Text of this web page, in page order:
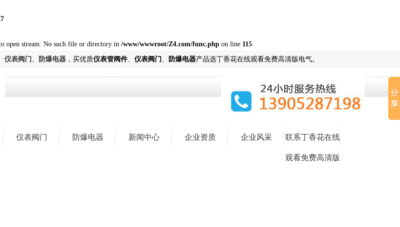
open stream: No such file or directory in /www/wwwroot/Z4.com/func.php on line 115
仪表阀门 、 防爆电器 ，买优质仪表管阀件、 仪表阀门 、 防爆电器产品选丁香花在线观看免费高清版电气。
仪表阀门 防爆电器 新闻中心 企业资质 企业风采 联系丁香花在线
观看免费高清版